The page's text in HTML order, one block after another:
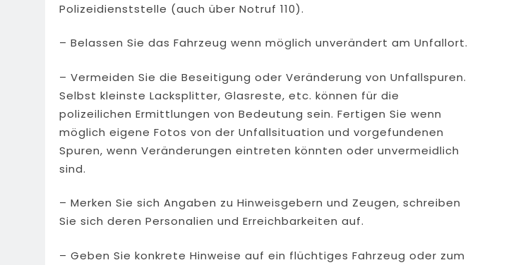
Polizeidienststelle (auch über Notruf 110).
– Belassen Sie das Fahrzeug wenn möglich unverändert am Unfallort.
– Vermeiden Sie die Beseitigung oder Veränderung von Unfallspuren.
Selbst kleinste Lacksplitter, Glasreste, etc. können für die
polizeilichen Ermittlungen von Bedeutung sein. Fertigen Sie wenn
möglich eigene Fotos von der Unfallsituation und vorgefundenen
Spuren, wenn Veränderungen eintreten könnten oder unvermeidlich
sind.
– Merken Sie sich Angaben zu Hinweisgebern und Zeugen, schreiben
Sie sich deren Personalien und Erreichbarkeiten auf.
– Geben Sie konkrete Hinweise auf ein flüchtiges Fahrzeug oder zum